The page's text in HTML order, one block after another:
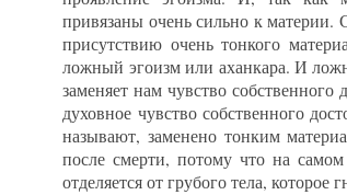
привязаны очень сильно к материи.
присутствию очень тонкого
ложный эгоизм или аханкара. И
заменяет нам чувство собственного
духовное чувство собственного
называют, заменено тонким
после смерти, потому что на самом
отделяется от грубого тела, которое